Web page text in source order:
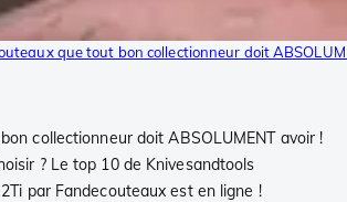
collectionneur doit ABSOLUMENT avoir !
? Le top 10 de Knivesandtools
par Fandecouteaux est en ligne !
que tout bon collectionneur doit